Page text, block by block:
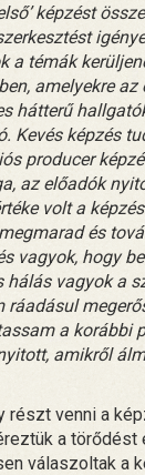
képzést
a témák
amelyekre az
hátterű
Kevés képzés
producer
az előadók
volt a
és
vagyok, hogy
vagyok a
ráadásul
a korábbi
amikről
részt venni a
a törődést
válaszoltak a